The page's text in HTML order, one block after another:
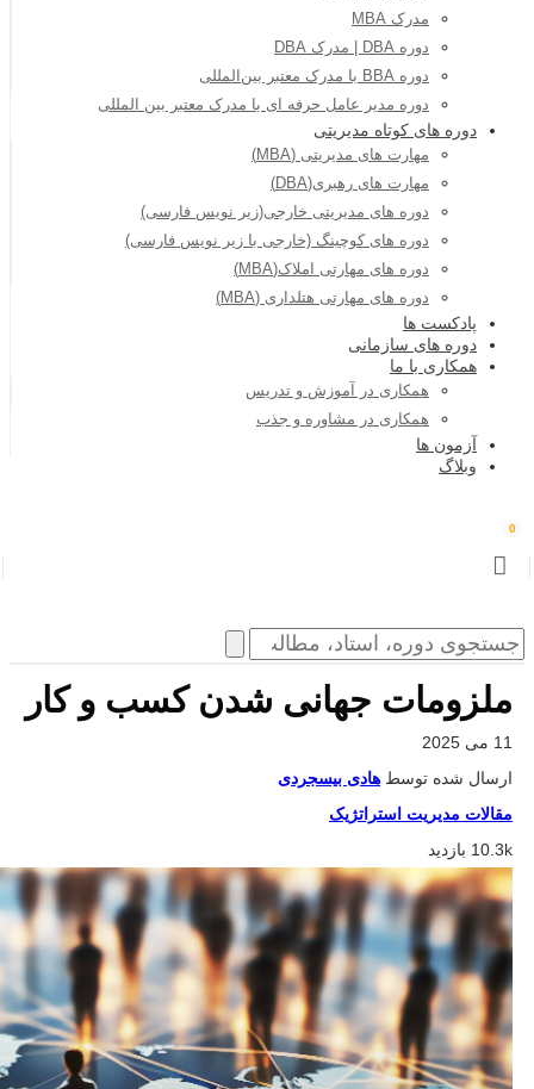
مدرک MBA
دوره DBA | مدرک DBA
دوره BBA با مدرک معتبر بین‌المللی
دوره مدیر عامل حرفه ای با مدرک معتبر بین المللی
دوره های کوتاه مدیریتی
مهارت های مدیریتی (MBA)
مهارت های رهبری(DBA)
دوره های مدیریتی خارجی(زیر نویس فارسی)
دوره های کوچینگ (خارجی با زیر نویس فارسی)
دوره های مهارتی املاک(MBA)
دوره های مهارتی هتلداری (MBA)
پادکست ها
دوره های سازمانی
همکاری با ما
همکاری در آموزش و تدریس
همکاری در مشاوره و جذب
آزمون ها
وبلاگ
0
ملزومات جهانی شدن کسب و کار
11 می 2025
ارسال شده توسط هادی بیسجردی
مقالات مدیریت استراتژیک
10.3k بازدید